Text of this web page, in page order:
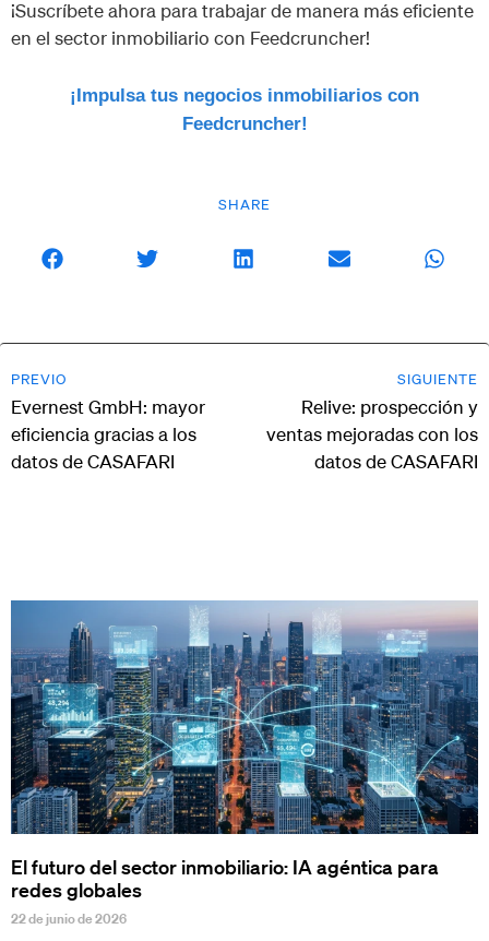
SHARE
¡Suscríbete ahora para trabajar de manera más eficiente
en el sector inmobiliario con Feedcruncher!
¡Impulsa tus negocios inmobiliarios con
Feedcruncher!
PREVIO
Evernest GmbH: mayor
eficiencia gracias a los
datos de CASAFARI
SIGUIENTE
Relive: prospección y
ventas mejoradas con los
datos de CASAFARI
El futuro del sector inmobiliario: IA agéntica para
redes globales
22 de junio de 2026